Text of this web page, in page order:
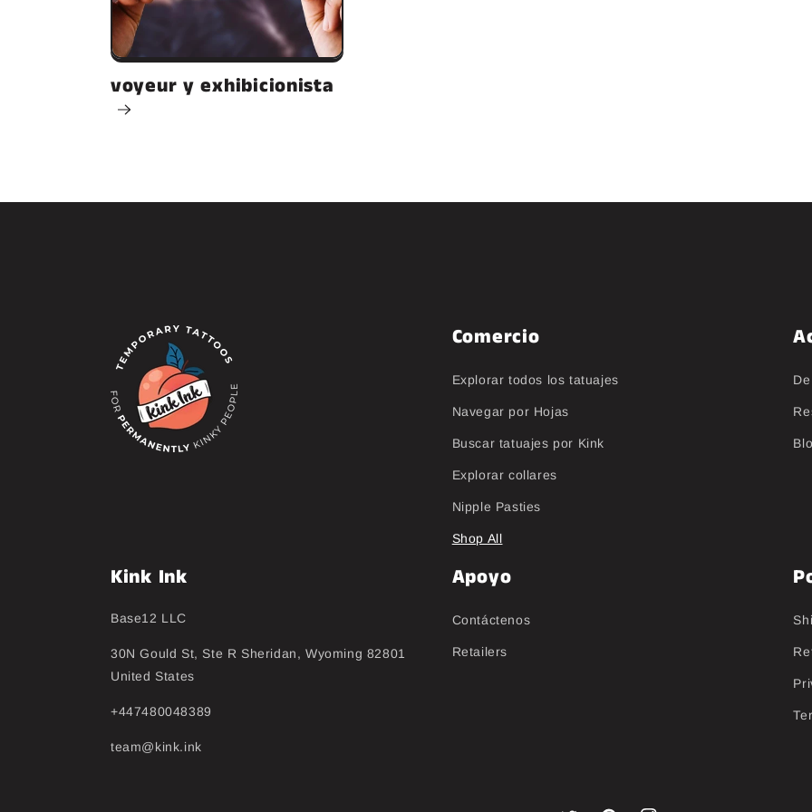
voyeur y exhibicionista
Comercio
Explorar todos los tatuajes
Navegar por Hojas
Buscar tatuajes por Kink
Explorar collares
Nipple Pasties
Shop All
Kink Ink
Base12 LLC
30N Gould St, Ste R Sheridan, Wyoming 82801
United States
+447480048389
team@kink.ink
Apoyo
Contáctenos
Retailers